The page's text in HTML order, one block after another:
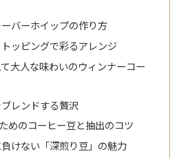
バーホイップの作り方
ッピングで彩るアレンジ
大人な味わいのウィンナーコー
レンドする贅沢
めのコーヒー豆と抽出のコツ
けない「深煎り豆」の魅力